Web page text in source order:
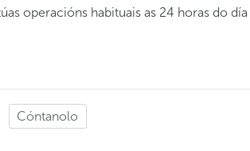
operacións habituais as 24 horas do
Cóntanolo